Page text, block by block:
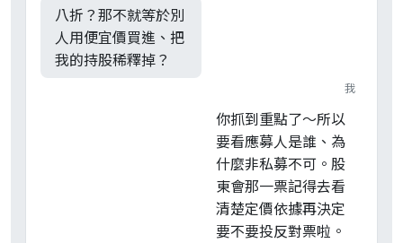
八折？那不就等於別
人用便宜價買進、把
我的持股稀釋掉？
我
你抓到重點了～所以
要看應募人是誰、為
什麼非私募不可。股
東會那一票記得去看
清楚定價依據再決定
要不要投反對票啦。